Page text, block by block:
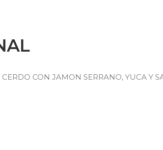
CON JAMON SERRANO, YUCA Y